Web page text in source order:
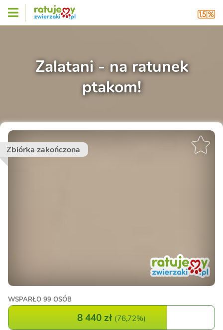
Zalatani - na ratunek
ptakom!
Zbiórka zakończona
WSPARŁO 99 OSÓB
8 440 zł (76,72%)